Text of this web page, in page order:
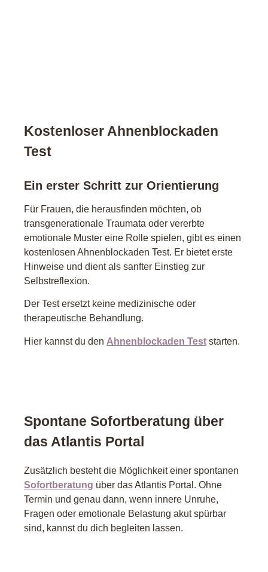
Kostenloser Ahnenblockaden
Test
Ein erster Schritt zur Orientierung
Für Frauen, die herausfinden möchten, ob
transgenerationale Traumata oder vererbte
emotionale Muster eine Rolle spielen, gibt es einen
kostenlosen Ahnenblockaden Test. Er bietet erste
Hinweise und dient als sanfter Einstieg zur
Selbstreflexion.
Der Test ersetzt keine medizinische oder
therapeutische Behandlung.
Hier kannst du den Ahnenblockaden Test starten.
Spontane Sofortberatung über
das Atlantis Portal
Zusätzlich besteht die Möglichkeit einer spontanen
Sofortberatung über das Atlantis Portal. Ohne
Termin und genau dann, wenn innere Unruhe,
Fragen oder emotionale Belastung akut spürbar
sind, kannst du dich begleiten lassen.